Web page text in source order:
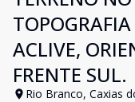
ACLIVE,
FRENTE SUL.
Rio Branco, Caxias